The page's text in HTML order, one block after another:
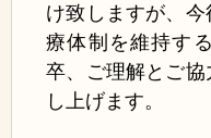
け致しますが、
療体制を維持す
卒、ご理解とご
し上げます。